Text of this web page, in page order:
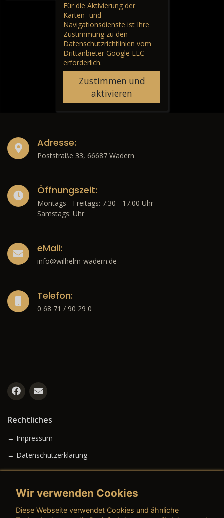
Für die Aktivierung der
Karten- und
Navigationsdienste ist Ihre
Zustimmung zu den
Datenschutzrichtlinien vom
Drittanbieter Google LLC
erforderlich.
Zustimmen und
aktivieren
Adresse:
Poststraße 33, 66687 Wadern
Öffnungszeit:
Montags - Freitags: 7.30 - 17.00 Uhr
Samstags: Uhr
eMail:
info@wilhelm-wadern.de
Telefon:
0 68 71 / 90 29 0
Rechtliches
→ Impressum
→ Datenschutzerklärung
Wir verwenden Cookies
Diese Webseite verwendet Cookies und ähnliche